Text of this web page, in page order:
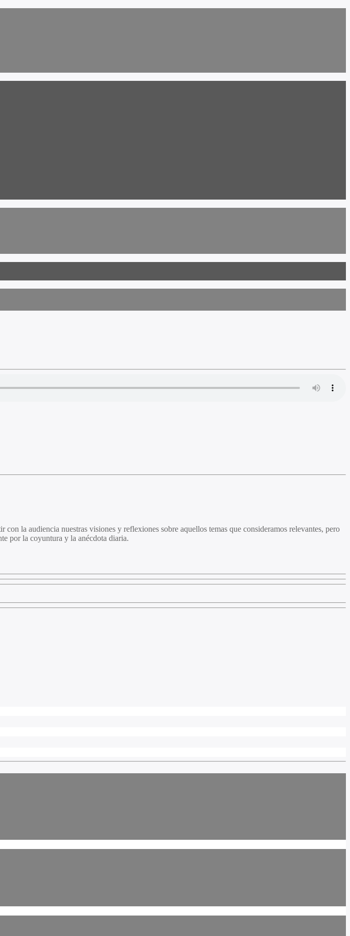
la audiencia nuestras visiones y reflexiones sobre aquellos temas que consideramos relevantes, pero
por la coyuntura y la anécdota diaria.